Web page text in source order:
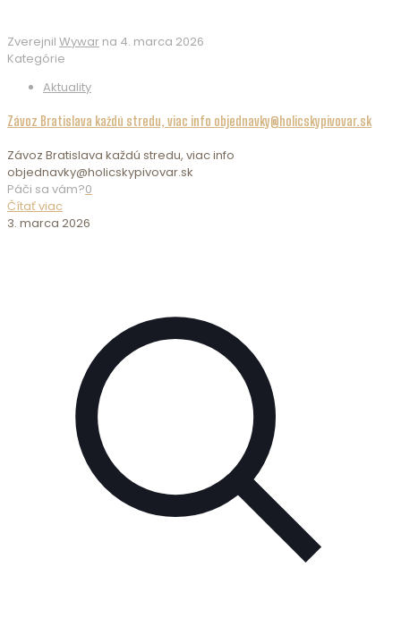
Zverejnil Wywar na 4. marca 2026
Kategórie
Aktuality
Závoz Bratislava každú stredu, viac info objednavky@holicskypivovar.sk
Závoz Bratislava každú stredu, viac info
objednavky@holicskypivovar.sk
Páči sa vám?0
Čítať viac
3. marca 2026